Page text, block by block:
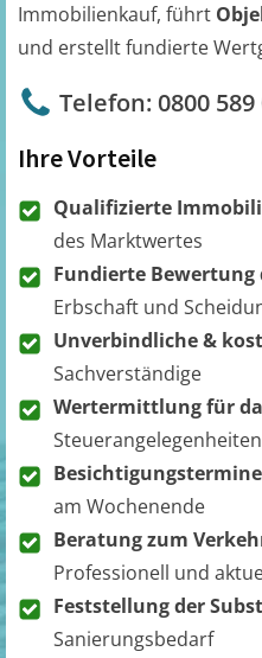
Immobilienkauf, führt
und erstellt fundierte
Telefon: 0800 589
Ihre Vorteile
Qualifizierte
des Marktwertes
Fundierte
Erbschaft und
Unverbindliche &
Sachverständige
Wertermittlung für
Steuerangelegenheiten
am Wochenende
Beratung zum
Professionell und
Feststellung der
Sanierungsbedarf